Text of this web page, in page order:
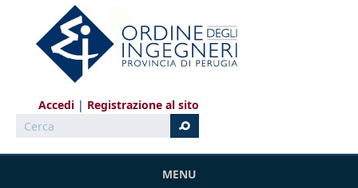
Salta al contenuto principale
Accedi
Registrazione al sito
Cerca
MENU